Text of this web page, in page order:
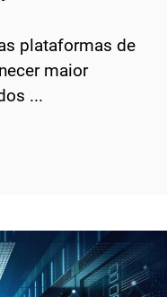
plataformas de
maior
...